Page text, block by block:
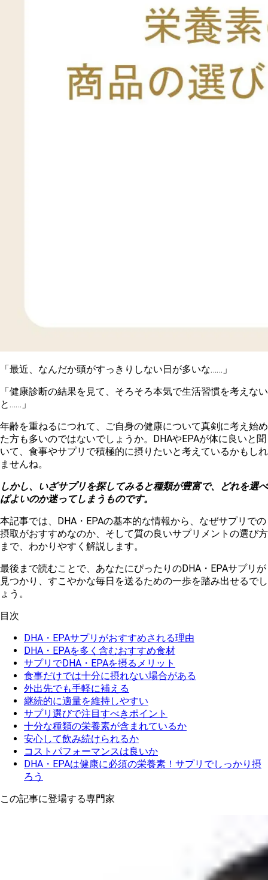
「最近、なんだか頭がすっきりしない日が多いな……」
「健康診断の結果を見て、そろそろ本気で生活習慣を考えない
と……」
年齢を重ねるにつれて、ご自身の健康について真剣に考え始め
た方も多いのではないでしょうか。DHAやEPAが体に良いと聞
いて、食事やサプリで積極的に摂りたいと考えているかもしれ
ませんね。
しかし、いざサプリを探してみると種類が豊富で、どれを選べ
ばよいのか迷ってしまうものです。
本記事では、DHA・EPAの基本的な情報から、なぜサプリでの
摂取がおすすめなのか、そして質の良いサプリメントの選び方
まで、わかりやすく解説します。
最後まで読むことで、あなたにぴったりのDHA・EPAサプリが
見つかり、すこやかな毎日を送るための一歩を踏み出せるでし
ょう。
目次
DHA・EPAサプリがおすすめされる理由
DHA・EPAを多く含むおすすめ食材
サプリでDHA・EPAを摂るメリット
食事だけでは十分に摂れない場合がある
外出先でも手軽に補える
継続的に適量を維持しやすい
サプリ選びで注目すべきポイント
十分な種類の栄養素が含まれているか
安心して飲み続けられるか
コストパフォーマンスは良いか
DHA・EPAは健康に必須の栄養素！サプリでしっかり摂
ろう
この記事に登場する専門家